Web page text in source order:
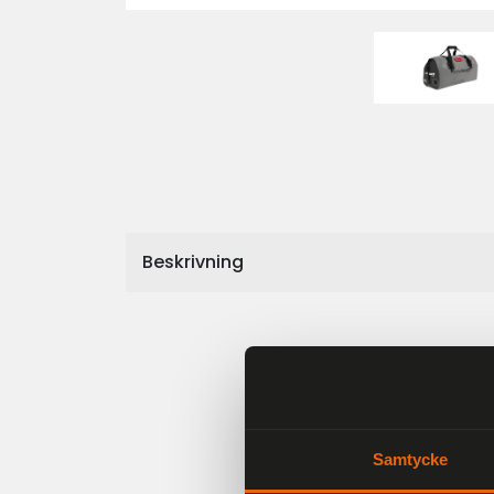
Samtycke
Beskrivning